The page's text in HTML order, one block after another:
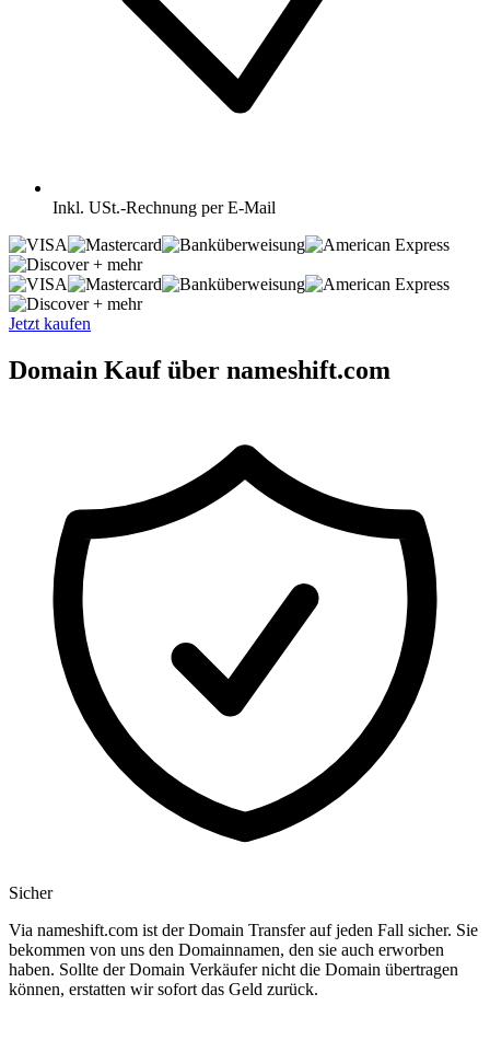
Inkl. USt.-Rechnung per E-Mail
+ mehr
+ mehr
Jetzt kaufen
Domain Kauf über nameshift.com
Sicher
Via nameshift.com ist der Domain Transfer auf jeden Fall sicher. Sie
bekommen von uns den Domainnamen, den sie auch erworben
haben. Sollte der Domain Verkäufer nicht die Domain übertragen
können, erstatten wir sofort das Geld zurück.